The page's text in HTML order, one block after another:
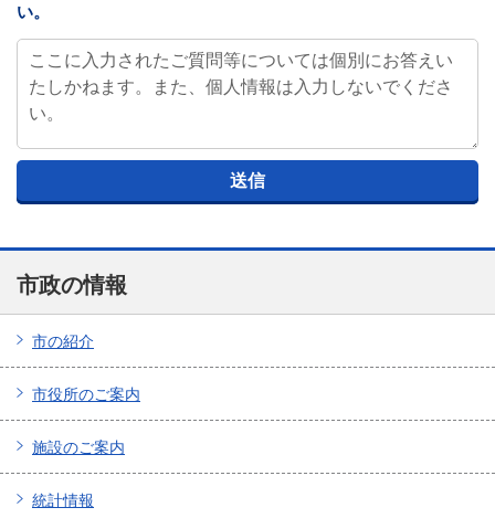
い。
市政の情報
市の紹介
市役所のご案内
施設のご案内
統計情報